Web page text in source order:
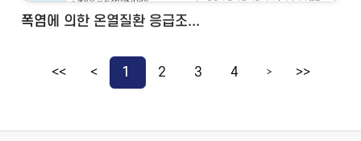
폭염에 의한 온열질환 응급조...
<< < 1 2 3 4 > >>